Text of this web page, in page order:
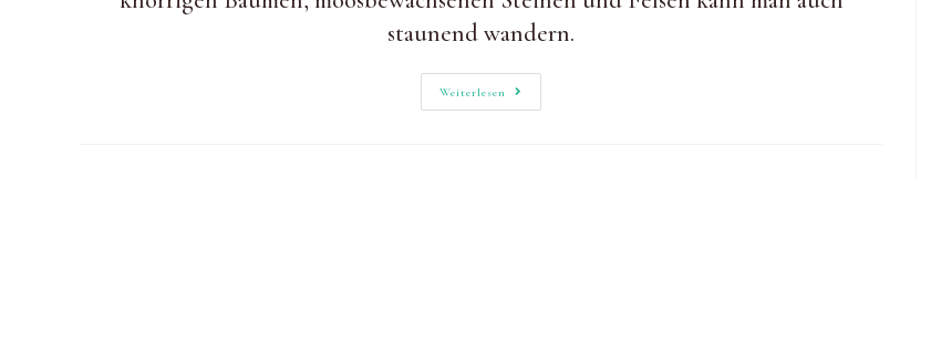
staunend wandern.
Weiterlesen
Ebersteinburg-
Rundweg: